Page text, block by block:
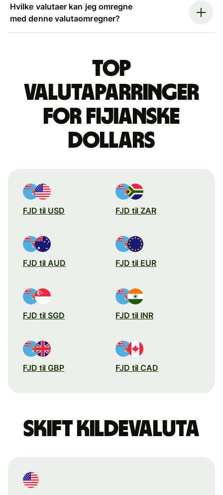
Hvilke valutaer kan jeg omregne
med denne valutaomregner?
Top
valutaparringer
for fijianske
dollars
FJD til USD FJD til ZAR
FJD til AUD FJD til EUR
FJD til SGD FJD til INR
FJD til GBP FJD til CAD
Skift kildevaluta